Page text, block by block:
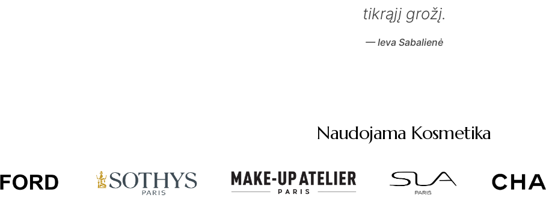
tikrąjį grožį.
— Ieva Sabalienė
Naudojama Kosmetika